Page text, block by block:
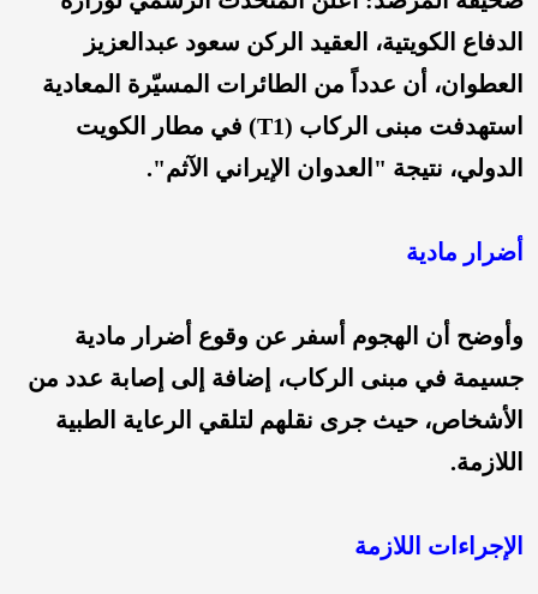
الدفاع الكويتية، العقيد الركن سعود عبدالعزيز
العطوان، أن عدداً من الطائرات المسيّرة المعادية
استهدفت مبنى الركاب (T1) في مطار الكويت
الدولي، نتيجة "العدوان الإيراني الآثم".
أضرار مادية
وأوضح أن الهجوم أسفر عن وقوع أضرار مادية
جسيمة في مبنى الركاب، إضافة إلى إصابة عدد من
الأشخاص، حيث جرى نقلهم لتلقي الرعاية الطبية
اللازمة.
الإجراءات اللازمة